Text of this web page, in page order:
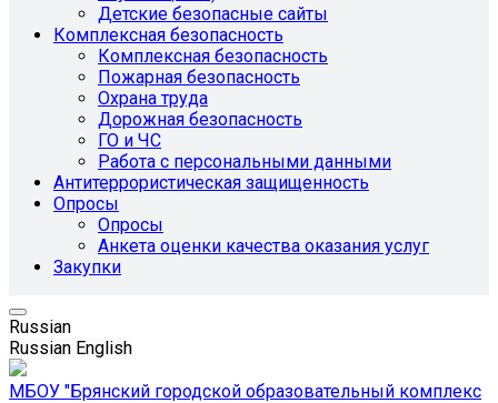
Детские безопасные сайты
Комплексная безопасность
Комплексная безопасность
Пожарная безопасность
Охрана труда
Дорожная безопасность
ГО и ЧС
Работа с персональными данными
Антитеррористическая защищенность
Опросы
Опросы
Анкета оценки качества оказания услуг
Закупки
Russian
Russian English
МБОУ "Брянский городской образовательный комплекс